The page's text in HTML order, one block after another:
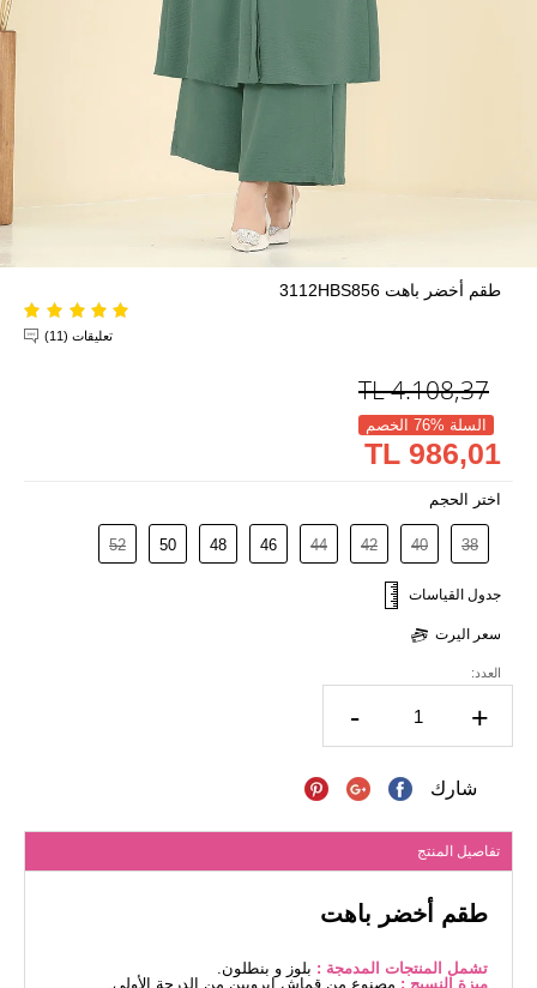
طقم أخضر باهت 3112HBS856
تعليقات (11)
4.108,37
TL
السلة %76 الخصم
986,01 TL
اختر الحجم
38
40
42
44
46
48
50
52
جدول القياسات
سعر اليرت
العدد:
- +
شارك
تفاصيل المنتج
طقم أخضر باهت
تشمل المنتجات المدمجة : بلوز و بنطلون.
ميزة النسيج : مصنوع من قماش إيروبين من الدرجة الأولى.